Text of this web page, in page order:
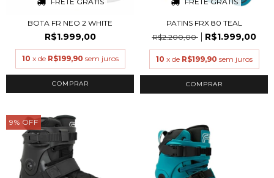
BOTA FR NEO 2 WHITE
R$1.999,00
10 x de R$199,90 sem juros
COMPRAR
PATINS FRX 80 TEAL
R$2.200,00
R$1.999,00
10 x de R$199,90 sem juros
COMPRAR
9% OFF